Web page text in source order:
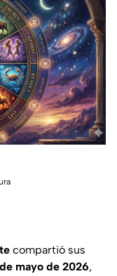
compartió sus
mayo de 2026,